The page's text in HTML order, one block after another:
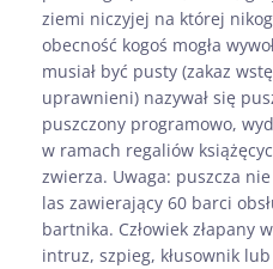
ziemi niczyjej na której
obecność kogoś mogła
musiał być pusty (zakaz
uprawnieni) nazywał się
puszczony programowo,
w ramach regaliów
zwierza. Uwaga: puszcza
las zawierający 60 barci
bartnika. Człowiek złapany
intruz, szpieg, kłusownik